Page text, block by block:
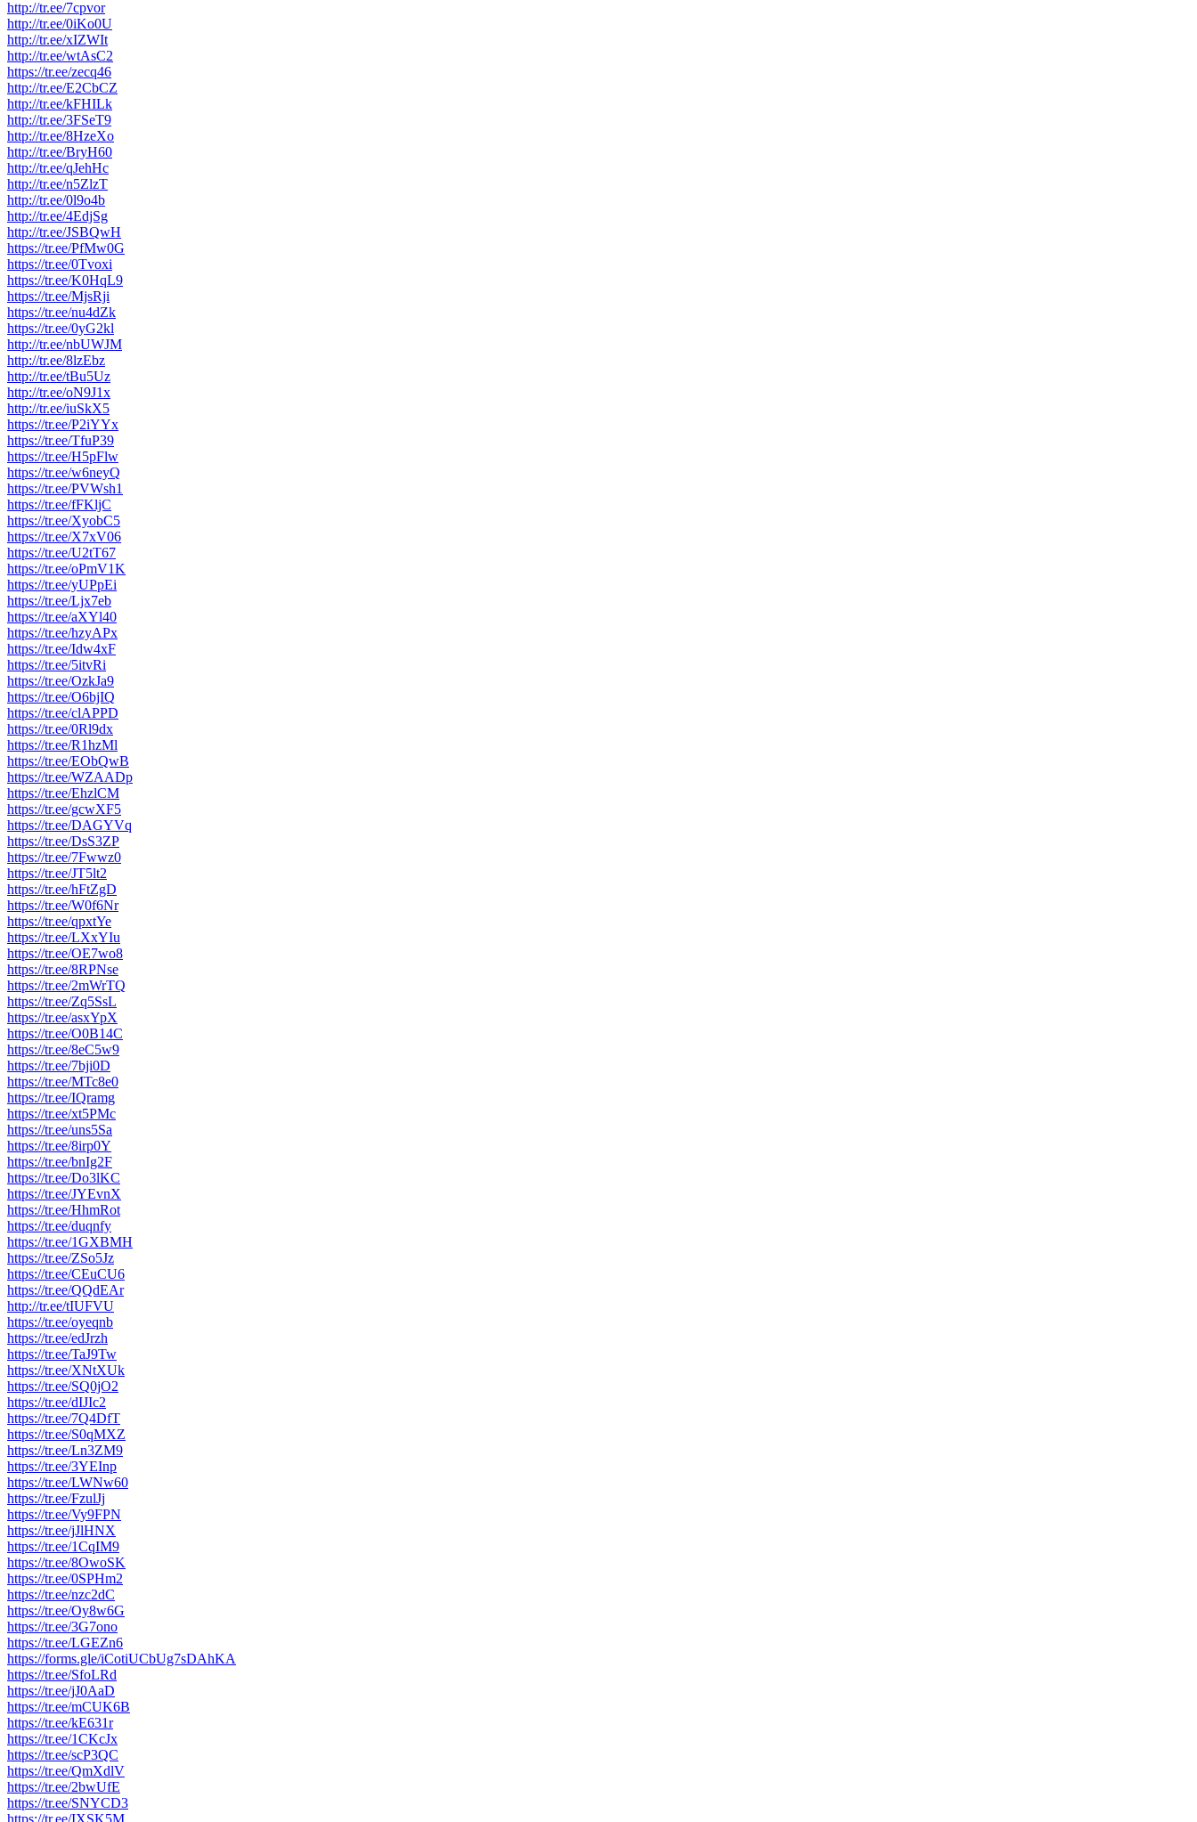
http://tr.ee/7cpvor
http://tr.ee/0iKo0U
http://tr.ee/xIZWIt
http://tr.ee/wtAsC2
https://tr.ee/zecq46
http://tr.ee/E2CbCZ
http://tr.ee/kFHILk
http://tr.ee/3FSeT9
http://tr.ee/8HzeXo
http://tr.ee/BryH60
http://tr.ee/qJehHc
http://tr.ee/n5ZlzT
http://tr.ee/0l9o4b
http://tr.ee/4EdjSg
http://tr.ee/JSBQwH
https://tr.ee/PfMw0G
https://tr.ee/0Tvoxi
https://tr.ee/K0HqL9
https://tr.ee/MjsRji
https://tr.ee/nu4dZk
https://tr.ee/0yG2kl
http://tr.ee/nbUWJM
http://tr.ee/8lzEbz
http://tr.ee/tBu5Uz
http://tr.ee/oN9J1x
http://tr.ee/iuSkX5
https://tr.ee/P2iYYx
https://tr.ee/TfuP39
https://tr.ee/H5pFlw
https://tr.ee/w6neyQ
https://tr.ee/PVWsh1
https://tr.ee/fFKljC
https://tr.ee/XyobC5
https://tr.ee/X7xV06
https://tr.ee/U2tT67
https://tr.ee/oPmV1K
https://tr.ee/yUPpEi
https://tr.ee/Ljx7eb
https://tr.ee/aXYl40
https://tr.ee/hzyAPx
https://tr.ee/Idw4xF
https://tr.ee/5itvRi
https://tr.ee/OzkJa9
https://tr.ee/O6bjIQ
https://tr.ee/clAPPD
https://tr.ee/0Rl9dx
https://tr.ee/R1hzMl
https://tr.ee/EObQwB
https://tr.ee/WZAADp
https://tr.ee/EhzlCM
https://tr.ee/gcwXF5
https://tr.ee/DAGYVq
https://tr.ee/DsS3ZP
https://tr.ee/7Fwwz0
https://tr.ee/JT5lt2
https://tr.ee/hFtZgD
https://tr.ee/W0f6Nr
https://tr.ee/qpxtYe
https://tr.ee/LXxYIu
https://tr.ee/OE7wo8
https://tr.ee/8RPNse
https://tr.ee/2mWrTQ
https://tr.ee/Zq5SsL
https://tr.ee/asxYpX
https://tr.ee/O0B14C
https://tr.ee/8eC5w9
https://tr.ee/7bji0D
https://tr.ee/MTc8e0
https://tr.ee/IQramg
https://tr.ee/xt5PMc
https://tr.ee/uns5Sa
https://tr.ee/8irp0Y
https://tr.ee/bnIg2F
https://tr.ee/Do3lKC
https://tr.ee/JYEvnX
https://tr.ee/HhmRot
https://tr.ee/duqnfy
https://tr.ee/1GXBMH
https://tr.ee/ZSo5Jz
https://tr.ee/CEuCU6
https://tr.ee/QQdEAr
http://tr.ee/tIUFVU
https://tr.ee/oyeqnb
https://tr.ee/edJrzh
https://tr.ee/TaJ9Tw
https://tr.ee/XNtXUk
https://tr.ee/SQ0jO2
https://tr.ee/dIJIc2
https://tr.ee/7Q4DfT
https://tr.ee/S0qMXZ
https://tr.ee/Ln3ZM9
https://tr.ee/3YEInp
https://tr.ee/LWNw60
https://tr.ee/FzulJj
https://tr.ee/Vy9FPN
https://tr.ee/jJlHNX
https://tr.ee/1CqIM9
https://tr.ee/8OwoSK
https://tr.ee/0SPHm2
https://tr.ee/nzc2dC
https://tr.ee/Oy8w6G
https://tr.ee/3G7ono
https://tr.ee/LGEZn6
https://forms.gle/iCotiUCbUg7sDAhKA
https://tr.ee/SfoLRd
https://tr.ee/jJ0AaD
https://tr.ee/mCUK6B
https://tr.ee/kE631r
https://tr.ee/1CKcJx
https://tr.ee/scP3QC
https://tr.ee/QmXdlV
https://tr.ee/2bwUfE
https://tr.ee/SNYCD3
https://tr.ee/IXSK5M